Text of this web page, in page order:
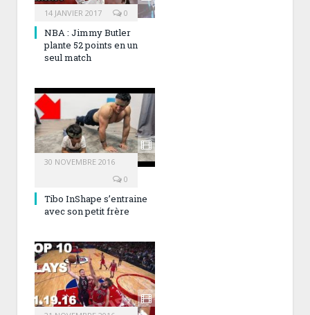
14 JANVIER 2017 0
NBA : Jimmy Butler
plante 52 points en un
seul match
30 NOVEMBRE 2016
0
Tibo InShape s’entraine
avec son petit frère